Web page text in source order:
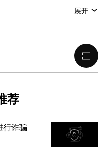
但不限于：(i) 投资建议
大幅波动，甚至变得毫无
仔细考虑交易或持有数字资
的问题，请咨询您的法律/
用。尽管我们在准备这些
谨慎措施，但对于此处表
也可以使用本文 100 字
非商业性的。整篇文章的
展开
荐
行诈骗